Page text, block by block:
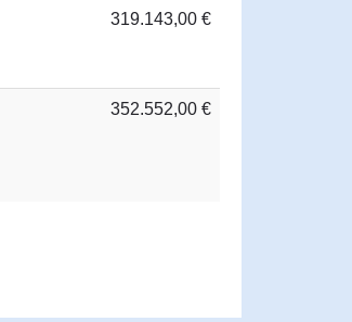
319.143,00 €
352.552,00 €